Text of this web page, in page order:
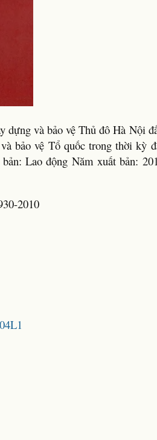
dựng và bảo vệ Thủ đô Hà Nội
bảo vệ Tổ quốc trong thời kỳ
Lao động Năm xuất bản:
2010